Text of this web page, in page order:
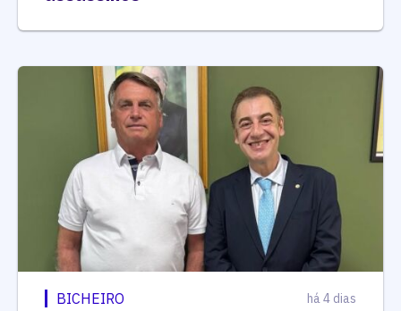
BICHEIRO há 4 dias